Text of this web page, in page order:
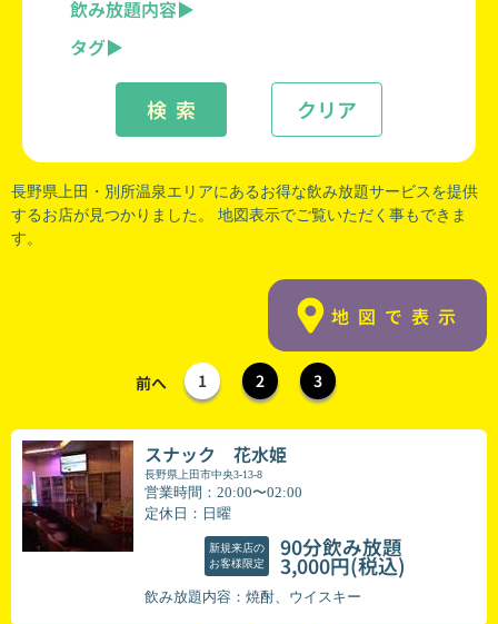
飲み放題内容
タグ
クリア
検 索
長野県上田 ・ 別所温泉エリアにあるお得な飲み放題サービスを提供
するお店が見つかりました。 地図表示でご覧いただく事もできま
す。
地図で表示
前へ 1 2 3
スナック 花水姫
長野県上田市中央3-13-8
営業時間：20:00〜02:00
定休日：日曜
新規来店の
お客様限定
90分飲み放題
3,000円(税込)
飲み放題内容：焼酎、ウイスキー